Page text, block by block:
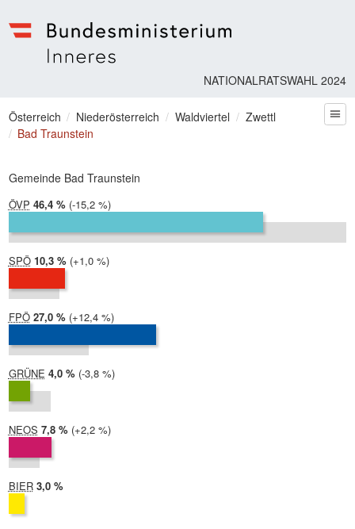
NATIONALRATSWAHL 2024
Sie befinden sich hier
Österreich Niederösterreich Waldviertel
Zwettl
Bad Traunstein
Gemeinde Bad Traunstein
ÖVP 2024:
46,4 %
2019:
61,6 %
Differenz:
-15,2 %
SPÖ 2024:
10,3 % Differenz:
+1,0 %
FPÖ 2024:
27,0 %
2019:
14,6 %
Differenz:
+12,4 %
GRÜNE 2024:
4,0 % Differenz:
-3,8 %
NEOS 2024:
7,8 % Differenz:
+2,2 %
BIER 2024:
3,0 %